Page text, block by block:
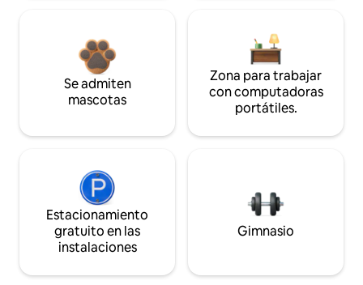
Se admiten
mascotas
Zona para trabajar
con computadoras
portátiles.
Estacionamiento
gratuito en las
instalaciones
Gimnasio